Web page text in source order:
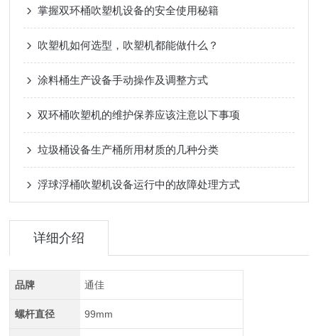
掌握双环桶吹塑机设备的安全使用秘籍
吹塑机如何选型，吹塑机都能做什么？
涂料桶生产设备手动操作及调整方式
双环桶吹塑机的维护保养应该注意以下事项
垃圾桶设备生产桶所用材质的几种分类
浮球浮桶吹塑机设备运行中的故障处理方式
详细介绍
品牌 通佳
螺杆直径 99mm